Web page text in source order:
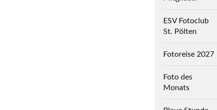
ESV Fotoclub
St. Pölten
Fotoreise 2027
Foto des
Monats